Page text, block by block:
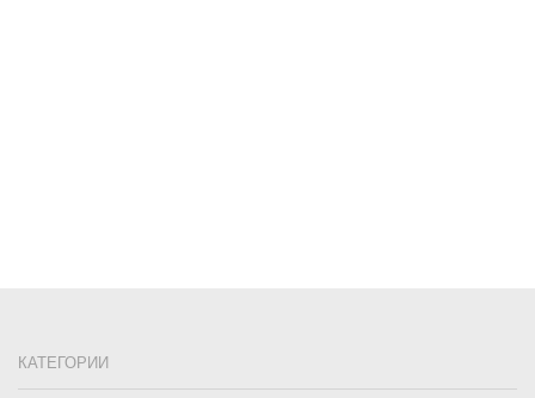
КАТЕГОРИИ